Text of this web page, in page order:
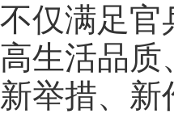
不仅满足官
高生活品质
新举措、新